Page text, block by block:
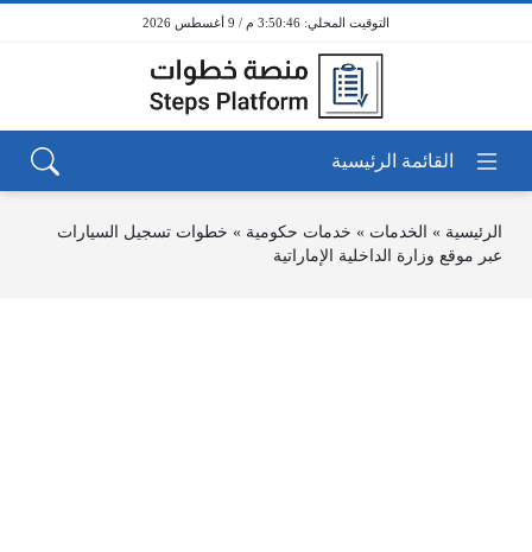
3:50:46 م / 9 أغسطس 2026
الرئيسية » الخدمات » خدمات حكومية » خطوات تسجيل السيارات
عبر موقع وزارة الداخلية الإماراتية